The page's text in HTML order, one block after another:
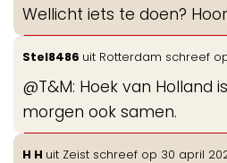
Wellicht iets te doen?
Stel8486 uit Rotterdam schreef
@T&M: Hoek van Holland
morgen ook samen.
H H uit Zeist schreef op 30 april